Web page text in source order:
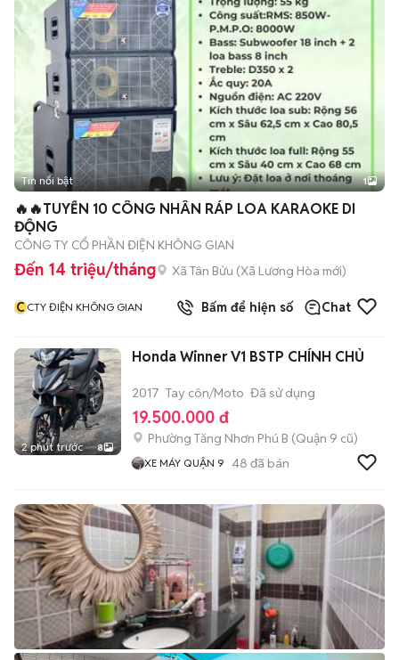
Tin nổi bật 1
🔥🔥TUYỂN 10 CÔNG NHÂN RÁP LOA KARAOKE DI
ĐỘNG
CÔNG TY CỔ PHẦN ĐIỆN KHÔNG GIAN
Đến 14 triệu/tháng Xã Tân Bửu (Xã Lương Hòa mới)
C CTY ĐIỆN KHÔNG GIAN Bấm để hiện số Chat
2 phút trước 8
Honda Winner V1 BSTP CHÍNH CHỦ
2017 Tay côn/Moto Đã sử dụng
19.500.000 đ
Phường Tăng Nhơn Phú B (Quận 9 cũ)
XE MÁY QUẬN 9 48 đã bán